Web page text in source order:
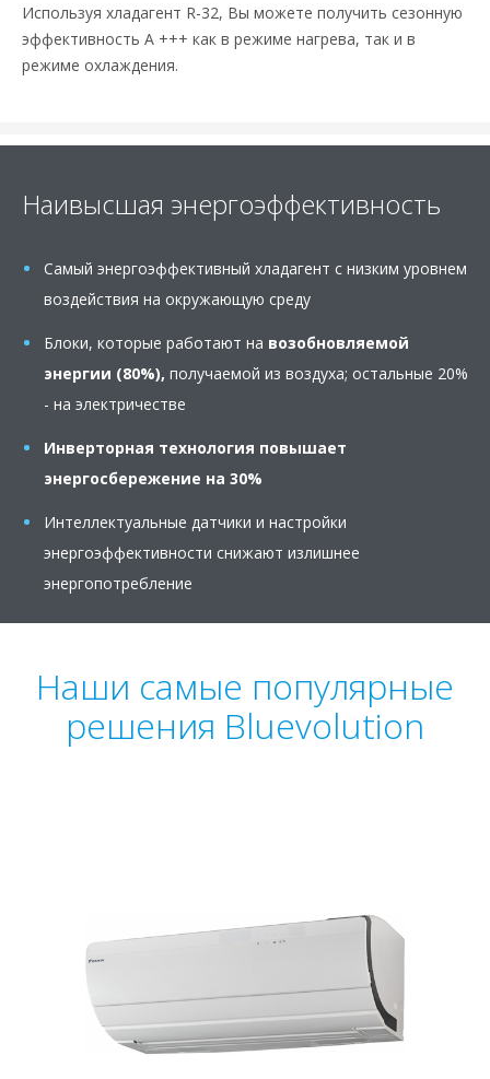
Используя хладагент R-32, Вы можете получить сезонную
эффективность A +++ как в режиме нагрева, так и в
режиме охлаждения.
Наивысшая энергоэффективность
Самый энергоэффективный хладагент с низким уровнем
воздействия на окружающую среду
Блоки, которые работают на возобновляемой
энергии (80%), получаемой из воздуха; остальные 20%
- на электричестве
Инверторная технология повышает
энергосбережение на 30%
Интеллектуальные датчики и настройки
энергоэффективности снижают излишнее
энергопотребление
Наши самые популярные
решения Bluevolution